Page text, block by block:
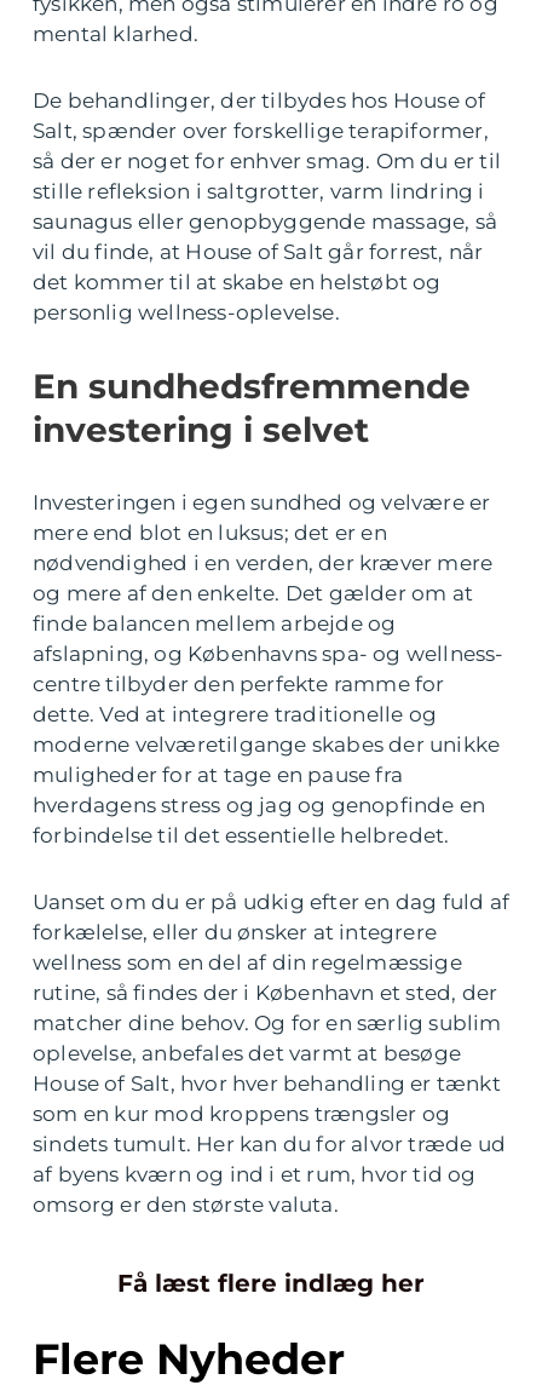
mental klarhed.
De behandlinger, der tilbydes hos House of
Salt, spænder over forskellige terapiformer,
så der er noget for enhver smag. Om du er til
stille refleksion i saltgrotter, varm lindring i
saunagus eller genopbyggende massage, så
vil du finde, at House of Salt går forrest, når
det kommer til at skabe en helstøbt og
personlig wellness-oplevelse.
En sundhedsfremmende
investering i selvet
Investeringen i egen sundhed og velvære er
mere end blot en luksus; det er en
nødvendighed i en verden, der kræver mere
og mere af den enkelte. Det gælder om at
finde balancen mellem arbejde og
afslapning, og Københavns spa- og wellness-
centre tilbyder den perfekte ramme for
dette. Ved at integrere traditionelle og
moderne velværetilgange skabes der unikke
muligheder for at tage en pause fra
hverdagens stress og jag og genopfinde en
forbindelse til det essentielle helbredet.
Uanset om du er på udkig efter en dag fuld af
forkælelse, eller du ønsker at integrere
wellness som en del af din regelmæssige
rutine, så findes der i København et sted, der
matcher dine behov. Og for en særlig sublim
oplevelse, anbefales det varmt at besøge
House of Salt, hvor hver behandling er tænkt
som en kur mod kroppens trængsler og
sindets tumult. Her kan du for alvor træde ud
af byens kværn og ind i et rum, hvor tid og
omsorg er den største valuta.
Få læst flere indlæg her
Flere Nyheder